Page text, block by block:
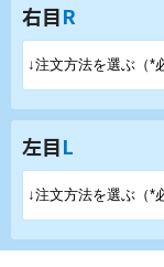
右目R
左目L